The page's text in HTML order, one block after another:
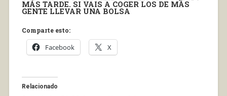
MÁS TARDE. SI VAIS A COGER LOS DE MÁS
GENTE LLEVAR UNA BOLSA
Comparte esto:
Facebook X
Relacionado